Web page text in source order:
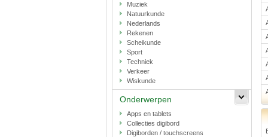
Muziek
Natuurkunde
Nederlands
Rekenen
Scheikunde
Sport
Techniek
Verkeer
Wiskunde
Onderwerpen
Apps en tablets
Collecties digibord
Digiborden / touchscreens